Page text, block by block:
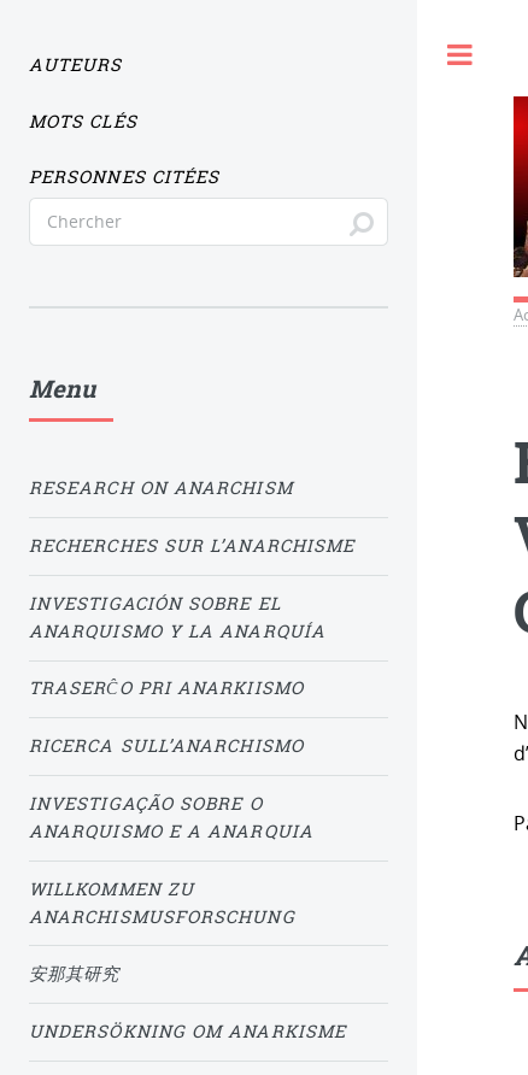
AUTEURS
MOTS CLÉS
PERSONNES CITÉES
Menu
RESEARCH ON ANARCHISM
RECHERCHES SUR L’ANARCHISME
INVESTIGACIÓN SOBRE EL
ANARQUISMO Y LA ANARQUÍA
TRASERĈO PRI ANARKIISMO
RICERCA SULL’ANARCHISMO
INVESTIGAÇÃO SOBRE O
ANARQUISMO E A ANARQUIA
WILLKOMMEN ZU
ANARCHISMUSFORSCHUNG
安那其研究
UNDERSÖKNING OM ANARKISME